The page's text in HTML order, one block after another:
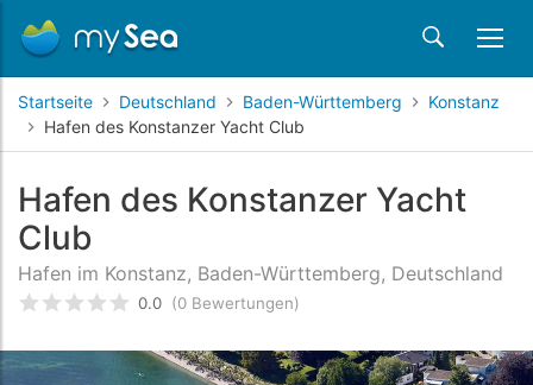
Startseite Deutschland Baden-Württemberg
Konstanz
Hafen des Konstanzer Yacht Club
Hafen des Konstanzer Yacht
Club
Hafen im Konstanz, Baden-Württemberg, Deutschland
bewertet0 /5 beyogen auf
0.0 (0 Bewertungen)